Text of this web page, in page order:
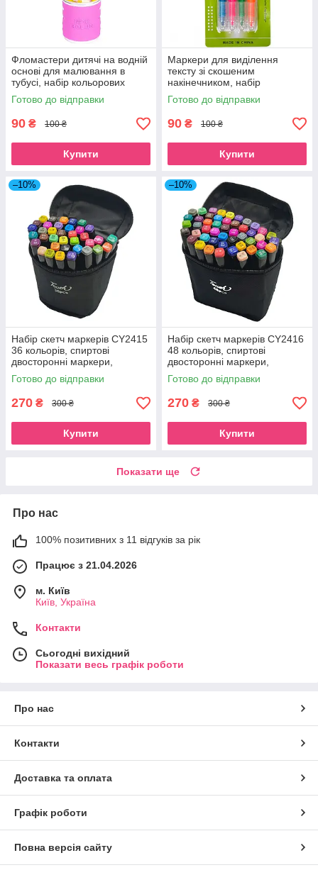
Фломастери дитячі на водній
основі для малювання в
тубусі, набір кольорових
фломастерів 12 кольорів для
школи рожевий
Готово до відправки
90 ₴ 100 ₴
Купити
Маркери для виділення
тексту зі скошеним
накінечником, набір
двосторонніх
флуоресцентних неонових
текстмаркерів 4 шт. в упаковці
Готово до відправки
90 ₴ 100 ₴
Купити
–10%
Набір скетч маркерів CY2415
36 кольорів, спиртові
двосторонні маркери,
Довжина маркера 15,5 см
Готово до відправки
270 ₴ 300 ₴
Купити
–10%
Набір скетч маркерів CY2416
48 кольорів, спиртові
двосторонні маркери,
Довжина маркера 15,5 см
Готово до відправки
270 ₴ 300 ₴
Купити
Показати ще
Про нас
100% позитивних з 11 відгуків за рік
Працює з 21.04.2026
м. Київ
Київ, Україна
Контакти
Сьогодні вихідний
Показати весь графік роботи
Про нас
Контакти
Доставка та оплата
Графік роботи
Повна версія сайту